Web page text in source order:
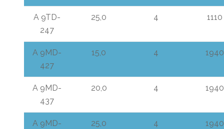
A 9TD-
247
25,0 4 1110
A 9MD-
427
15,0 4 1940
A 9MD-
437
20,0 4 1940
A 9MD-
25,0 4 1940